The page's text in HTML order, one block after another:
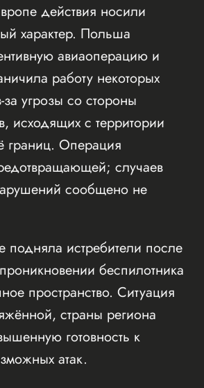
действия носили
характер. Польша
авиаоперацию и
работу некоторых
угрозы со стороны
исходящих с территории
границ. Операция
случаев
сообщено не
подняла истребители после
беспилотника
пространство. Ситуация
страны региона
готовность к
атак.